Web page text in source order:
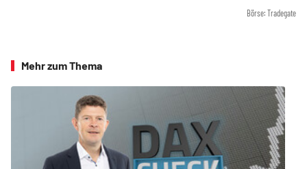
Börse: Tradegate
Mehr zum Thema